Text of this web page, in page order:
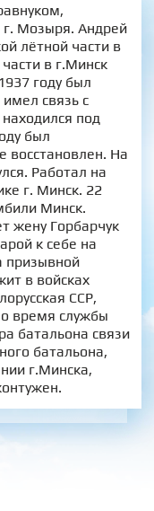
Мозыря. Андрей
лётной части в
в г.Минск
году был
связь с
под
был
восстановлен. На
Работал на
г. Минск. 22
Минск.
жену Горбарчук
к себе на
призывной
в войсках
ССР,
время службы
батальона связи
батальона,
г.Минска,